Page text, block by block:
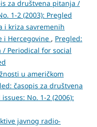
za društvena pitanja /
1-2 (2003): Pregled
i kriza savremenih
i Hercegovine , Pregled:
Periodical for social
u američkom
časopis za društvena
No. 1-2 (2006):
javnog radio-